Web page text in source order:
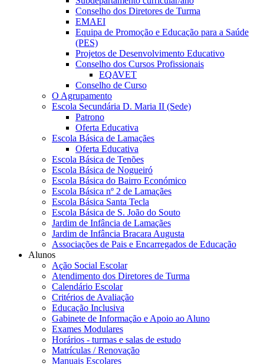
Conselho dos Diretores de Turma
EMAEI
Equipa de Promoção e Educação para a Saúde
(PES)
Projetos de Desenvolvimento Educativo
Conselho dos Cursos Profissionais
EQAVET
Conselho de Curso
O Agrupamento
Escola Secundária D. Maria II (Sede)
Patrono
Oferta Educativa
Escola Básica de Lamaçães
Oferta Educativa
Escola Básica de Tenões
Escola Básica de Nogueiró
Escola Básica do Bairro Económico
Escola Básica nº 2 de Lamaçães
Escola Básica Santa Tecla
Escola Básica de S. João do Souto
Jardim de Infância de Lamaçães
Jardim de Infância Bracara Augusta
Associações de Pais e Encarregados de Educação
Alunos
Ação Social Escolar
Atendimento dos Diretores de Turma
Calendário Escolar
Critérios de Avaliação
Educação Inclusiva
Gabinete de Informação e Apoio ao Aluno
Exames Modulares
Horários - turmas e salas de estudo
Matrículas / Renovação
Manuais Escolares